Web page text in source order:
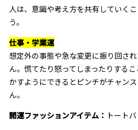
人は、意識や考え方を共有していく
う。
仕事・学業運
想定外の事態や急な変更に振り回さ
ん。慌てたり怒ってしまったりする
かすようにできるとピンチがチャン
ん。
開運ファッションアイテム： トート